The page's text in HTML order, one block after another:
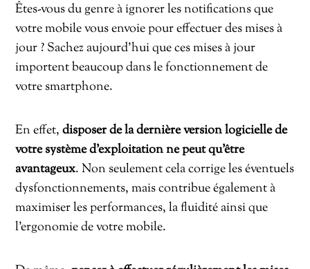
Êtes-vous du genre à ignorer les notifications que
votre mobile vous envoie pour effectuer des mises à
jour ? Sachez aujourd’hui que ces mises à jour
importent beaucoup dans le fonctionnement de
votre smartphone.
En effet,disposer de la dernière version logicielle de
votre système d’exploitation ne peut qu’être
avantageux. Non seulement cela corrige les éventuels
dysfonctionnements, mais contribue également à
maximiser les performances, la fluidité ainsi que
l’ergonomie de votre mobile.